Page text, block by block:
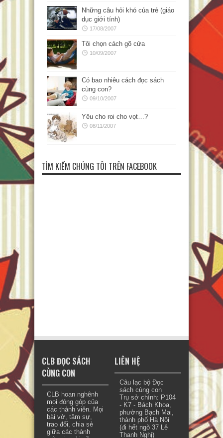
Những câu hỏi khó của trẻ (giáo
dục giới tính)
17/08/2007
Tôi chọn cách gõ cửa
10/09/2007
Có bao nhiêu cách đọc sách
cùng con?
09/10/2007
Yêu cho roi cho vọt…?
08/11/2007
TÌM KIẾM CHÚNG TÔI TRÊN FACEBOOK
CLB ĐỌC SÁCH
CÙNG CON
CLB hoan nghênh
mọi đóng góp của
các thành viên. Mọi
bài vở, tâm sự,
trao đổi, chia sẻ
giữa các thành
LIÊN HỆ
Câu lạc bộ Đọc
sách cùng con
Trụ sở chính: P104
- K7 - Bách Khoa,
phường Bạch Mai,
thành phố Hà Nội
(đi hết ngõ 37 Lê
Thanh Nghị)